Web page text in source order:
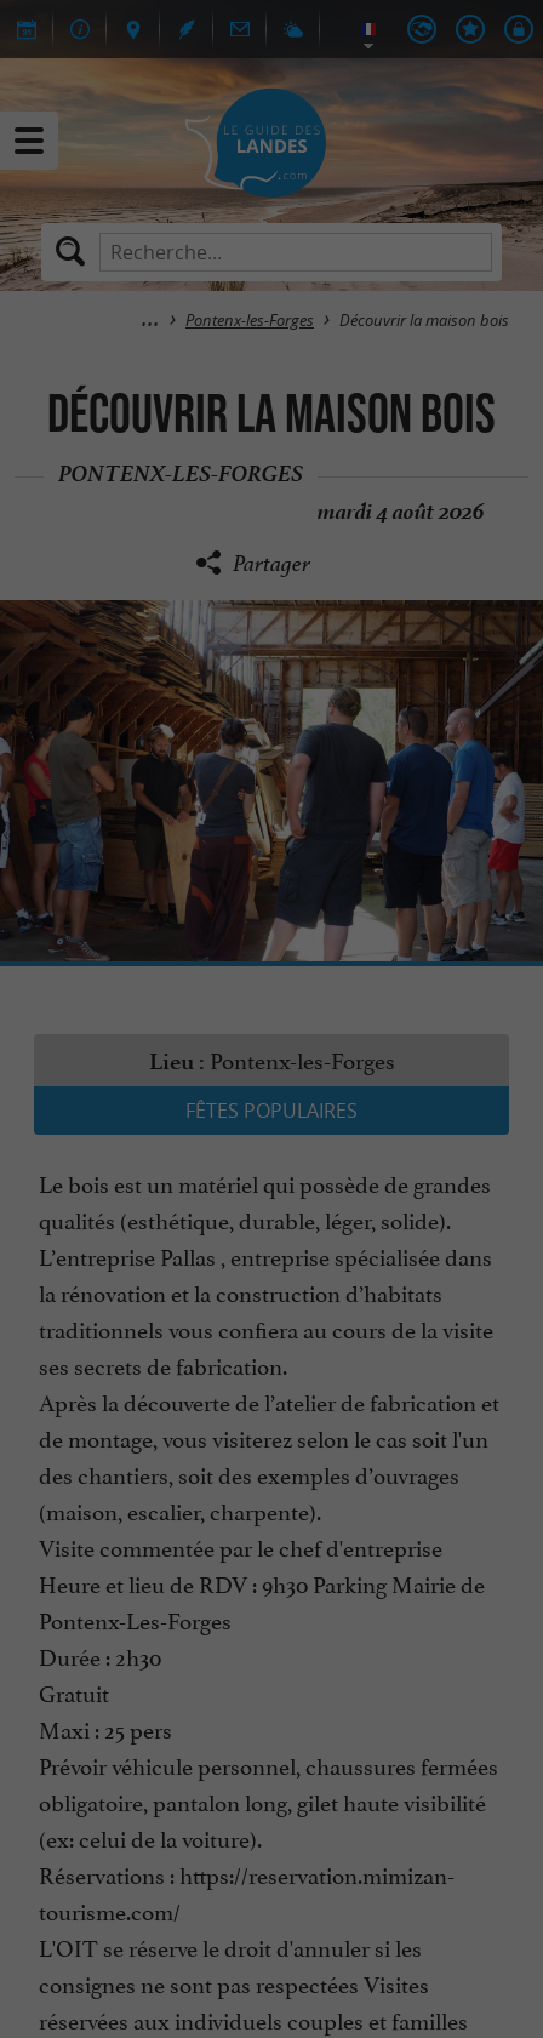
Pontenx-les-Forges Découvrir la maison bois
Découvrir la maison bois
PONTENX-LES-FORGES
mardi 4 août 2026
Partager
Lieu : Pontenx-les-Forges
FÊTES POPULAIRES
Le bois est un matériel qui possède de grandes
qualités (esthétique, durable, léger, solide).
L’entreprise Pallas , entreprise spécialisée dans
la rénovation et la construction d’habitats
traditionnels vous confiera au cours de la visite
ses secrets de fabrication.
Après la découverte de l’atelier de fabrication et
de montage, vous visiterez selon le cas soit l'un
des chantiers, soit des exemples d’ouvrages
(maison, escalier, charpente).
Visite commentée par le chef d'entreprise
Heure et lieu de RDV : 9h30 Parking Mairie de
Pontenx-Les-Forges
Durée : 2h30
Gratuit
Maxi : 25 pers
Prévoir véhicule personnel, chaussures fermées
obligatoire, pantalon long, gilet haute visibilité
(ex: celui de la voiture).
Réservations : https://reservation.mimizan-
tourisme.com/
L'OIT se réserve le droit d'annuler si les
consignes ne sont pas respectées Visites
réservées aux individuels couples et familles